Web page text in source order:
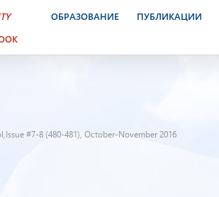
ОБРАЗОВАНИЕ ПУБЛИКАЦИИ
#7-8 (480-481), October-November 2016